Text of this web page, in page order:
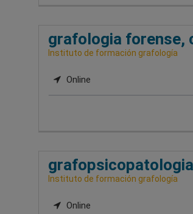
grafologia forense,
Instituto de formación grafología
Online
Instituto de formación grafología
Online